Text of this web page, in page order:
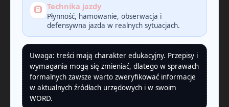
🛞 Technika jazdy
Płynność, hamowanie, obserwacja i
defensywna jazda w realnych sytuacjach.
Uwaga: treści mają charakter edukacyjny. Przepisy i
wymagania mogą się zmieniać, dlatego w sprawach
formalnych zawsze warto zweryfikować informacje
w aktualnych źródłach urzędowych i w swoim
WORD.